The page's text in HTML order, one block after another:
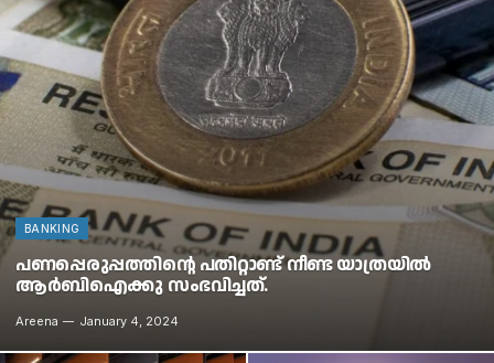
BANKING
പണപ്പെരുപ്പത്തിന്റെ പതിറ്റാണ്ട് നീണ്ട യാത്രയിൽ
ആർബിഐക്കു സംഭവിച്ചത്.
Areena January 4, 2024